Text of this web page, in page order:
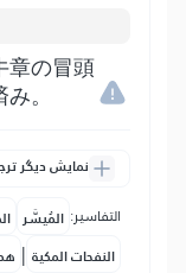
章の冒頭
。
نمایش دیگر
التفاسير: المُيسَّر
النفحات المكية |